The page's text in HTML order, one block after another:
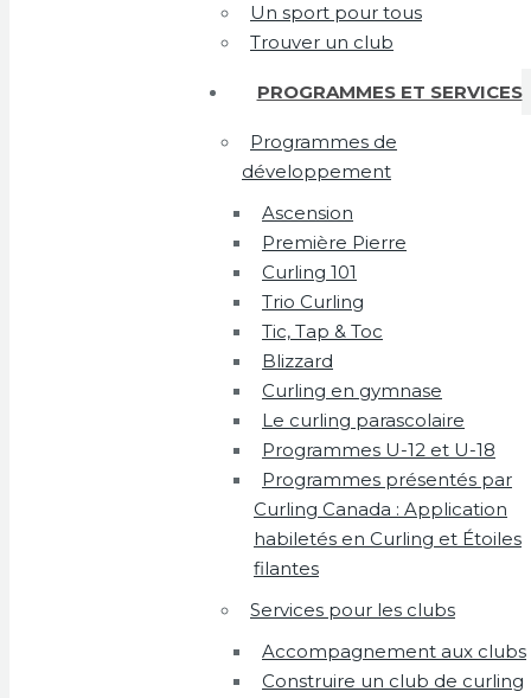
Un sport pour tous
Trouver un club
PROGRAMMES ET SERVICES
Programmes de
développement
Ascension
Première Pierre
Curling 101
Trio Curling
Tic, Tap & Toc
Blizzard
Curling en gymnase
Le curling parascolaire
Programmes U-12 et U-18
Programmes présentés par
Curling Canada : Application
habiletés en Curling et Étoiles
filantes
Services pour les clubs
Accompagnement aux clubs
Construire un club de curling